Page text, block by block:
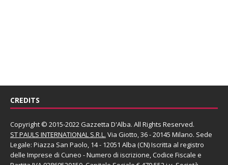
CREDITS
Copyright © 2015-2022 Gazzetta D'Alba. All Rights Reserved.
ST PAULS INTERNATIONAL S.R.L. Via Giotto, 36 - 20145 Milano. Sede
Legale: Piazza San Paolo, 14 - 12051 Alba (CN) Iscritta al registro
delle Imprese di Cuneo - Numero di iscrizione, Codice Fiscale e